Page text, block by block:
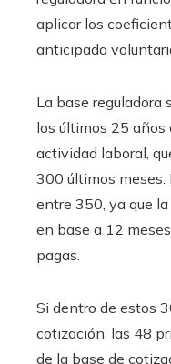
aplicar los
anticipada
La base reguladora
los últimos 25
actividad laboral,
300 últimos meses.
entre 350, ya que
en base a 12
pagas.
Si dentro de estos
cotización, las 48
de la base de